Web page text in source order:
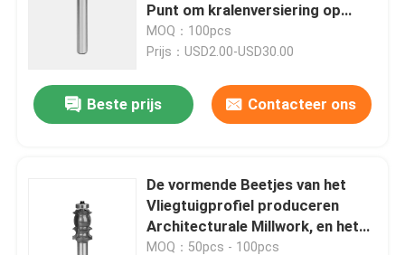
Punt om kralenversiering op
oppervlakte met fijn punt te
veroorzaken
MOQ：100pcs
Prijs：USD2.00-USD30.00
Beste prijs Contacteer ons
De vormende Beetjes van het
Vliegtuigprofiel produceren
Architecturale Millwork, en het
Mooie Vormen
MOQ：50pcs - 100pcs